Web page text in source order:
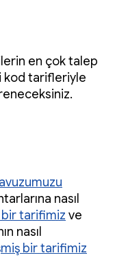
en çok talep
kod tarifleriyle
nasıl
tarifimiz ve
nasıl
bir tarifimiz